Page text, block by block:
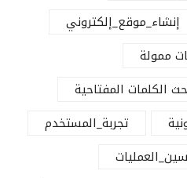
إنشاء_موقع_إلكتروني
ممولة
الكلمات المفتاحية
تجربة_المستخدم